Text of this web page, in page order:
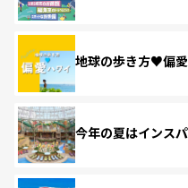
地球の歩き方♥偏
今年の夏はインス